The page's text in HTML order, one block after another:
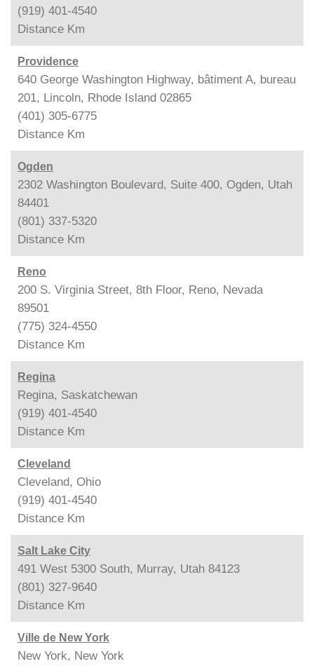
(919) 401-4540
Distance Km
Providence
640 George Washington Highway, bâtiment A, bureau
201, Lincoln, Rhode Island 02865
(401) 305-6775
Distance Km
Ogden
2302 Washington Boulevard, Suite 400, Ogden, Utah
84401
(801) 337-5320
Distance Km
Reno
200 S. Virginia Street, 8th Floor, Reno, Nevada
89501
(775) 324-4550
Distance Km
Regina
Regina, Saskatchewan
(919) 401-4540
Distance Km
Cleveland
Cleveland, Ohio
(919) 401-4540
Distance Km
Salt Lake City
491 West 5300 South, Murray, Utah 84123
(801) 327-9640
Distance Km
Ville de New York
New York, New York